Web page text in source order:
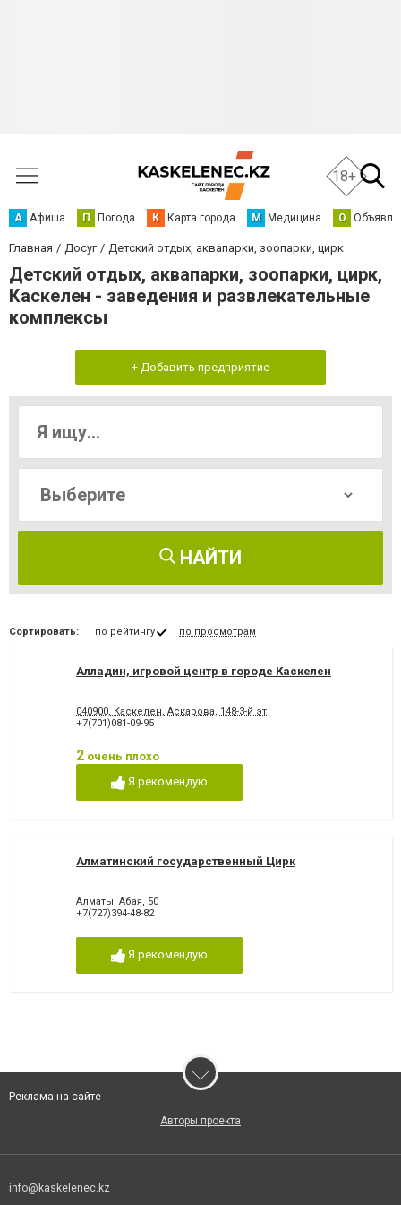
18+
А Афиша П Погода К Карта города М Медицина О
Главная Досуг Детский отдых, аквапарки, зоопарки, цирк
Детский отдых, аквапарки, зоопарки, цирк,
Каскелен - заведения и развлекательные
комплексы
+ Добавить предприятие
НАЙТИ
Сортировать: по рейтингу по просмотрам
Алладин, игровой центр в городе Каскелен
040900, Каскелен, Аскарова, 148-3-й эт
+7(701)081-09-95
2 очень плохо
Я рекомендую
Алматинский государственный Цирк
Алматы, Абая, 50
+7(727)394-48-82
Я рекомендую
Реклама на сайте
Авторы проекта
info@kaskelenec.kz